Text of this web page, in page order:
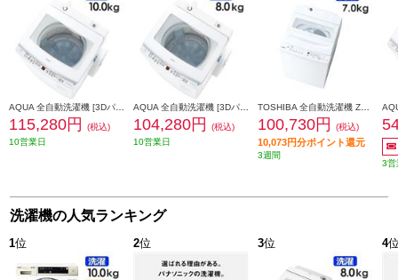
115,280円
(税込)
10営業日
104,280円
(税込)
10営業日
100,730円 (税込)
10,073円分ポイント還元
3週間
3営
洗濯機の人気ランキング
1位 2位 3位 4